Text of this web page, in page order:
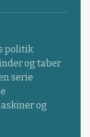
politik
og taber
serie
og